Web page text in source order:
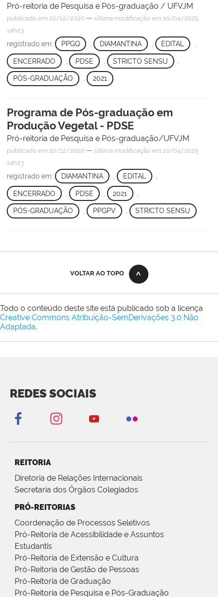
Pró-reitoria de Pesquisa e Pós-graduação / UFVJM
publicado em 22/12/2020 — última modificação em 10/04/2025
14h23
registrado em: PPGQ DIAMANTINA EDITAL
ENCERRADO PDSE STRICTO SENSU
PÓS-GRADUAÇÃO , 2021
Programa de Pós-graduação em
Produção Vegetal - PDSE
Pró-reitoria de Pesquisa e Pós-graduação/UFVJM
publicado em 10/12/2020 — última modificação em 10/04/2025
14h23
registrado em: DIAMANTINA EDITAL
ENCERRADO PDSE 2021
PÓS-GRADUAÇÃO , PPGPV , STRICTO SENSU
VOLTAR AO TOPO
Todo o conteúdo deste site está publicado sob a licença
Creative Commons Atribuição-SemDerivações 3.0 Não
Adaptada.
REDES SOCIAIS
REITORIA
Diretoria de Relações Internacionais
Secretaria dos Órgãos Colegiados
PRÓ-REITORIAS
Coordenação de Processos Seletivos
Pró-Reitoria de Acessibilidade e Assuntos
Estudantis
Pró-Reitoria de Extensão e Cultura
Pró-Reitoria de Gestão de Pessoas
Pró-Reitoria de Graduação
Pró-Reitoria de Pesquisa e Pós-Graduação